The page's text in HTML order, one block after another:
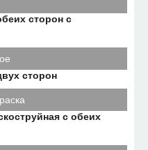
сторон с
сторон
с обеих